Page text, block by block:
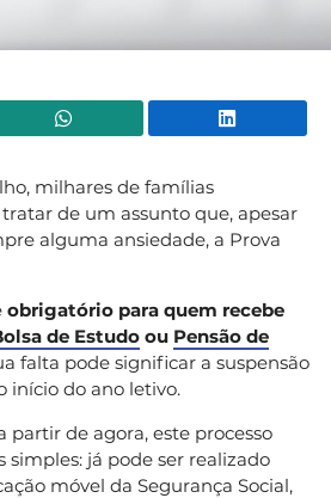
WhatsApp
milhares de famílias
de um assunto que, apesar
alguma ansiedade, a Prova
obrigatório para quem recebe
de Estudo ou Pensão de
falta pode significar a suspensão
início do ano letivo.
partir de agora, este processo
já pode ser realizado
móvel da Segurança Social,